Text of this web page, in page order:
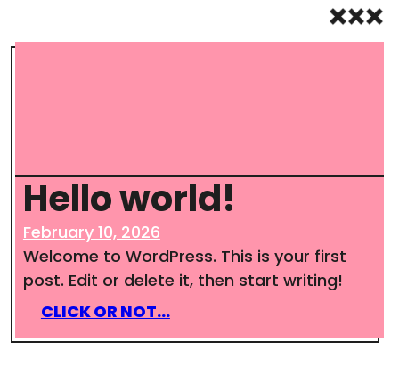
Hello world!
February 10, 2026
Welcome to WordPress. This is your first
post. Edit or delete it, then start writing!
CLICK OR NOT…:
HELLO